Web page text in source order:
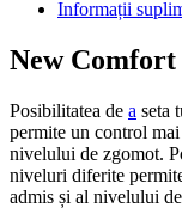
Informații
New Comfort
Posibilitatea de a seta
permite un control
nivelului de zgomot.
niveluri diferite
admis și al nivelului